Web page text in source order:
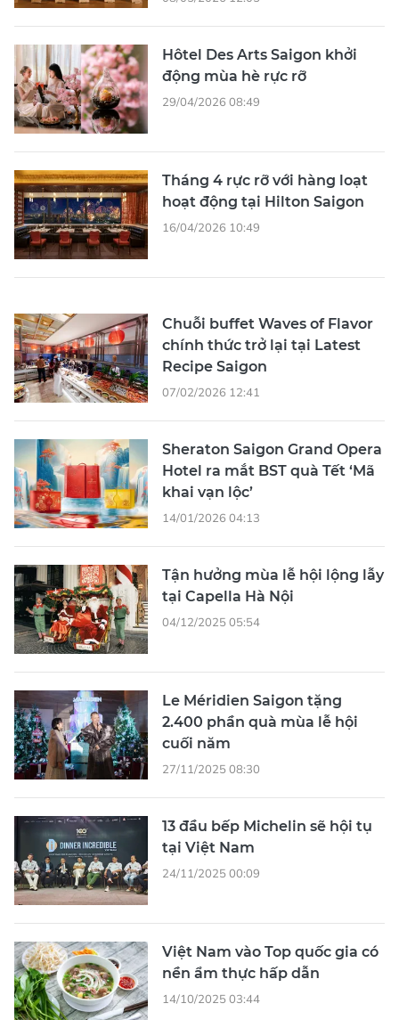
Hôtel Des Arts Saigon khởi
động mùa hè rực rỡ
29/04/2026 08:49
Tháng 4 rực rỡ với hàng loạt
hoạt động tại Hilton Saigon
16/04/2026 10:49
Chuỗi buffet Waves of Flavor
chính thức trở lại tại Latest
Recipe Saigon
07/02/2026 12:41
Sheraton Saigon Grand Opera
Hotel ra mắt BST quà Tết ‘Mã
khai vạn lộc’
14/01/2026 04:13
Tận hưởng mùa lễ hội lộng lẫy
tại Capella Hà Nội
04/12/2025 05:54
Le Méridien Saigon tặng
2.400 phần quà mùa lễ hội
cuối năm
27/11/2025 08:30
13 đầu bếp Michelin sẽ hội tụ
tại Việt Nam
24/11/2025 00:09
Việt Nam vào Top quốc gia có
nền ẩm thực hấp dẫn
14/10/2025 03:44